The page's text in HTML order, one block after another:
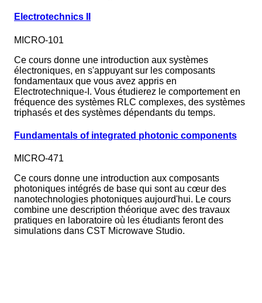
Electrotechnics II
MICRO-101
Ce cours donne une introduction aux systèmes
électroniques, en s'appuyant sur les composants
fondamentaux que vous avez appris en
Electrotechnique-I. Vous étudierez le comportement en
fréquence des systèmes RLC complexes, des systèmes
triphasés et des systèmes dépendants du temps.
Fundamentals of integrated photonic components
MICRO-471
Ce cours donne une introduction aux composants
photoniques intégrés de base qui sont au cœur des
nanotechnologies photoniques aujourd'hui. Le cours
combine une description théorique avec des travaux
pratiques en laboratoire où les étudiants feront des
simulations dans CST Microwave Studio.